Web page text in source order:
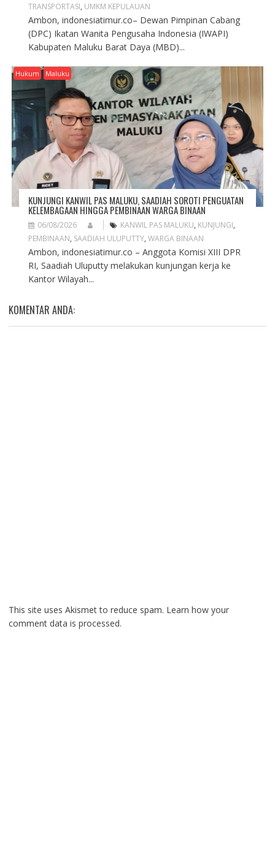
TRANSPORTASI, UMKM KEPULAUAN
Ambon, indonesiatimur.co– Dewan Pimpinan Cabang
(DPC) Ikatan Wanita Pengusaha Indonesia (IWAPI)
Kabupaten Maluku Barat Daya (MBD)...
Hukum Maluku
KUNJUNGI KANWIL PAS MALUKU, SAADIAH SOROTI PENGUATAN
KELEMBAGAAN HINGGA PEMBINAAN WARGA BINAAN
06/08/2026 KANWIL PAS MALUKU, KUNJUNGI,
PEMBINAAN, SAADIAH ULUPUTTY, WARGA BINAAN
Ambon, indonesiatimur.co – Anggota Komisi XIII DPR
RI, Saadiah Uluputty melakukan kunjungan kerja ke
Kantor Wilayah...
KOMENTAR ANDA:
This site uses Akismet to reduce spam. Learn how your
comment data is processed.